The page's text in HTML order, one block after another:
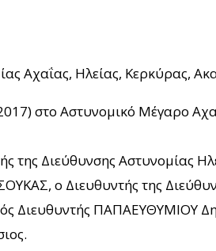
Αχαΐας, Ηλείας, Κερκύρας,
στο Αστυνομικό Μέγαρο
της Διεύθυνσης
ο Διευθυντής της
Διευθυντής ΠΑΠΑΕΥΘΥΜΙΟΥ